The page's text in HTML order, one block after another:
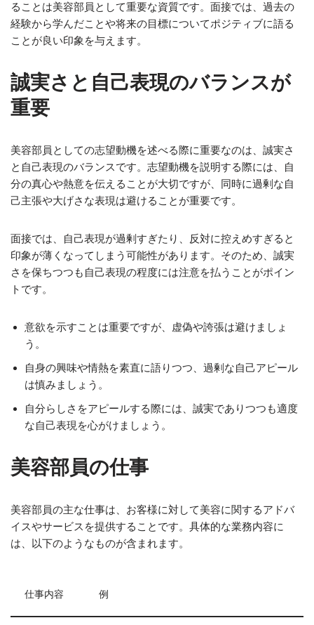
ることは美容部員として重要な資質です。面接では、過去の
経験から学んだことや将来の目標についてポジティブに語る
ことが良い印象を与えます。
誠実さと自己表現のバランスが
重要
美容部員としての志望動機を述べる際に重要なのは、誠実さ
と自己表現のバランスです。志望動機を説明する際には、自
分の真心や熱意を伝えることが大切ですが、同時に過剰な自
己主張や大げさな表現は避けることが重要です。
面接では、自己表現が過剰すぎたり、反対に控えめすぎると
印象が薄くなってしまう可能性があります。そのため、誠実
さを保ちつつも自己表現の程度には注意を払うことがポイン
トです。
意欲を示すことは重要ですが、虚偽や誇張は避けましょ
う。
自身の興味や情熱を素直に語りつつ、過剰な自己アピール
は慎みましょう。
自分らしさをアピールする際には、誠実でありつつも適度
な自己表現を心がけましょう。
美容部員の仕事
美容部員の主な仕事は、お客様に対して美容に関するアドバ
イスやサービスを提供することです。具体的な業務内容に
は、以下のようなものが含まれます。
仕事内容 例